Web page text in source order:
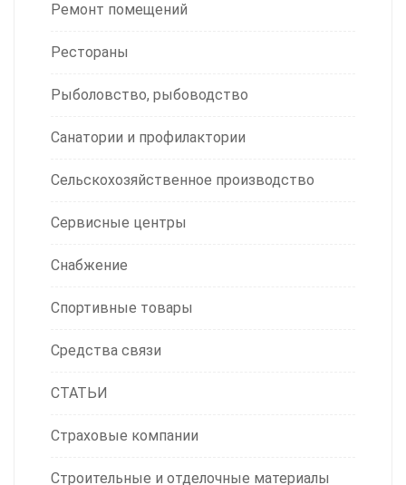
Ремонт помещений
Рестораны
Рыболовство, рыбоводство
Санатории и профилактории
Сельскохозяйственное производство
Сервисные центры
Снабжение
Спортивные товары
Средства связи
СТАТЬИ
Страховые компании
Строительные и отделочные материалы